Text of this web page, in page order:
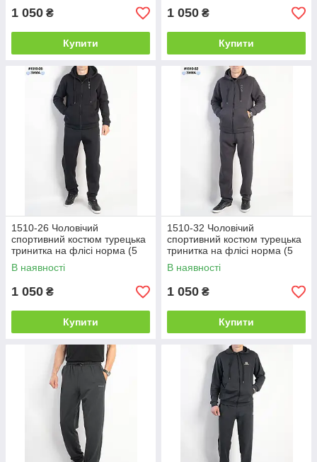
1 050 ₴
Купити
1 050 ₴
Купити
1510-26 Чоловічий
спортивний костюм турецька
тринитка на флісі норма (5
од: 48,50,52,54,56)
В наявності
1 050 ₴
Купити
1510-32 Чоловічий
спортивний костюм турецька
тринитка на флісі норма (5
од: 48,50,52,54,56)
В наявності
1 050 ₴
Купити